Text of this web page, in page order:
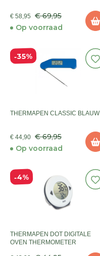
€ 58,95
€ 69,95
Op voorraad
35%
THERMAPEN CLASSIC BLAUW
€ 44,90 € 69,95
Op voorraad
4%
THERMAPEN DOT DIGITALE
OVEN THERMOMETER